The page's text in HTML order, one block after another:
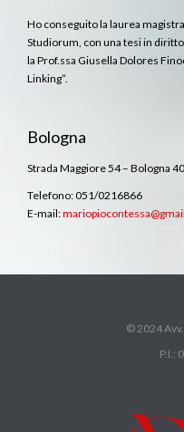
Ho conseguito la laurea
Studiorum, con una tesi in
la Prof.ssa Giusella Dolores
Linking”.
Bologna
Strada Maggiore 54 – Bologna
Telefono: 051/0216866
E-mail:
© 2024
P.I.: